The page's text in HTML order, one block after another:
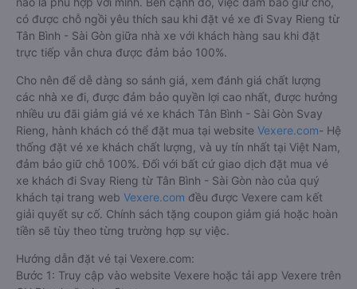
Nhà xe
Giờ
chạy
Điểm đi
MEKO Limousine 06:10 - 16:10
189 Đào Duy Từ,
Phường 6, Quận 10,
TP. Hồ Chí Minh
Hoàng Gia 10:30 - 10:30 09 Đặng Thái Thân
Phương Heng 07:00 - 15:30 291 Phạm Ngũ Lão
Khải Nam 04:30 - 15:30
Cách đặt vé xe khách đi Svay Rieng từ Tân Bình -